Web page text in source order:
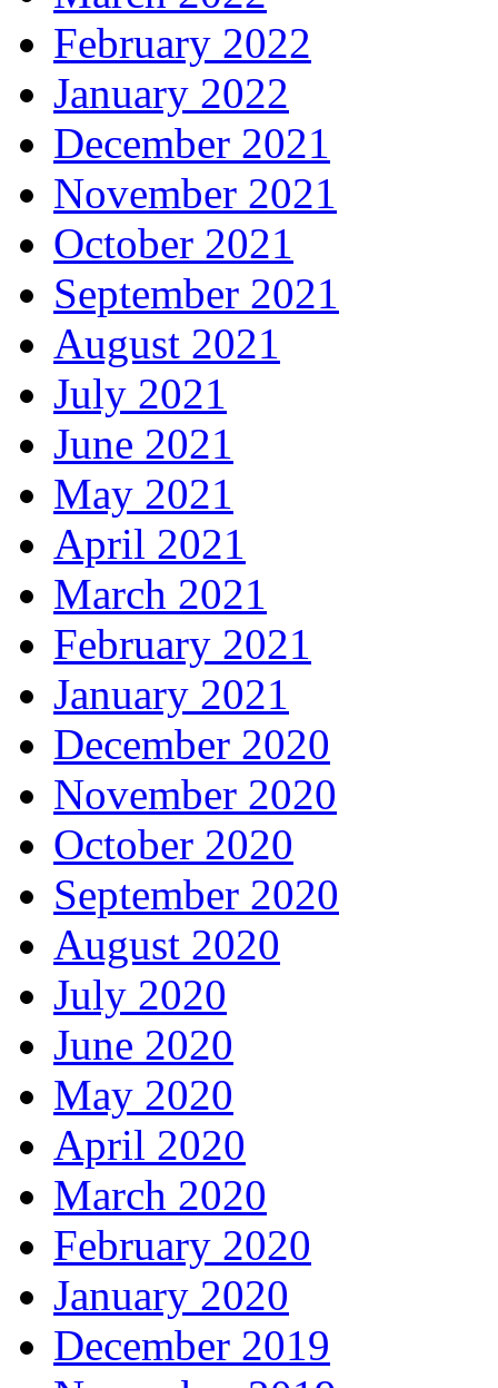
February 2022
January 2022
December 2021
November 2021
October 2021
September 2021
August 2021
July 2021
June 2021
May 2021
April 2021
March 2021
February 2021
January 2021
December 2020
November 2020
October 2020
September 2020
August 2020
July 2020
June 2020
May 2020
April 2020
March 2020
February 2020
January 2020
December 2019